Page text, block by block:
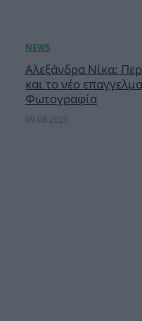
Αλεξάνδρα Νίκα:
και το νέο
Φωτογραφία
09.08.2026